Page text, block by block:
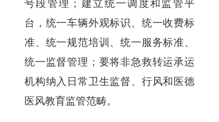
号段管理；建立统一调度和监管平
台，统一车辆外观标识、统一收费标
准、统一规范培训、统一服务标准、
统一监督管理；要将非急救转运承运
机构纳入日常卫生监督、行风和医德
医风教育监管范畴。